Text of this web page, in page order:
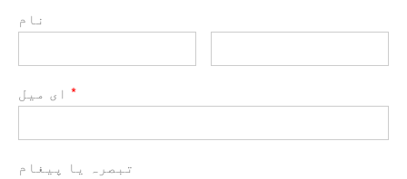
نام
*
تبصرہ یا پیغام